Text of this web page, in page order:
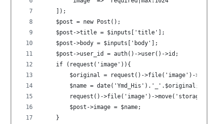
    ]);
    $post = new Post();
    $post->title = $inputs['title'];
    $post->body = $inputs['body'];
    $post->user_id = auth()->user()->id;
    if (request('image')){
$original = request()->file('image')-
        $name = date('Ymd_His').'_'.$original;
request()->file('image')->move('storage/
        $post->image = $name;
    }